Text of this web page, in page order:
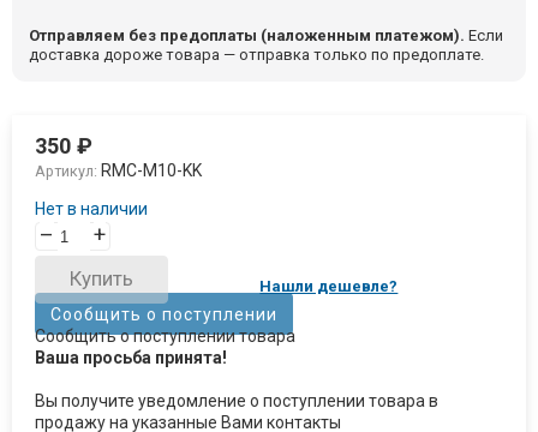
Отправляем без предоплаты (наложенным платежом). Если
доставка дороже товара — отправка только по предоплате.
350₽
Артикул: RMC-M10-KK
Нет в наличии
– +
Купить Нашли дешевле?
Сообщить о поступлении
Сообщить о поступлении товара
Ваша просьба принята!
Вы получите уведомление о поступлении товара в
продажу на указанные Вами контакты